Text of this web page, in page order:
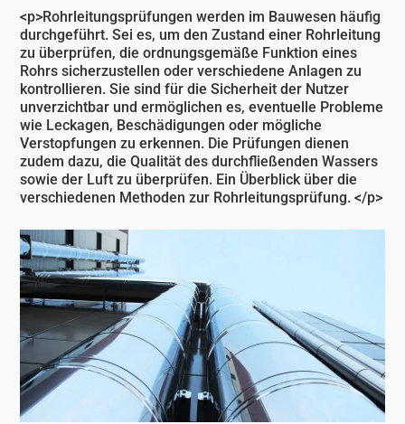
<p>Rohrleitungsprüfungen werden im Bauwesen häufig
durchgeführt. Sei es, um den Zustand einer Rohrleitung
zu überprüfen, die ordnungsgemäße Funktion eines
Rohrs sicherzustellen oder verschiedene Anlagen zu
kontrollieren. Sie sind für die Sicherheit der Nutzer
unverzichtbar und ermöglichen es, eventuelle Probleme
wie Leckagen, Beschädigungen oder mögliche
Verstopfungen zu erkennen. Die Prüfungen dienen
zudem dazu, die Qualität des durchfließenden Wassers
sowie der Luft zu überprüfen. Ein Überblick über die
verschiedenen Methoden zur Rohrleitungsprüfung. </p>